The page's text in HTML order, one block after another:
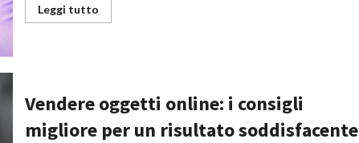
Leggi tuttoLeggi
di
Vendere oggetti online: i consigli
migliore per un risultato soddisfacente